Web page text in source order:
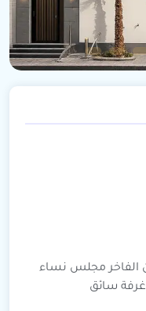
الفاخر مجلس نساء
سائق